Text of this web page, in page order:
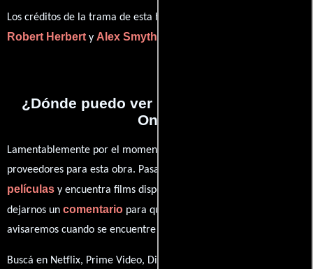
Los créditos de la trama de esta historia están divididos entre
Robert Herberty Alex Smyth
¿Dónde puedo ver la películas Square
One?
Lamentablemente por el momento no contamos con enlaces a
proveedores para esta obra. Pasa por nuestro catálogo de
películas y encuentra films disponibles. También puedes
dejarnos un comentario para que le demos prioridad y te
avisaremos cuando se encuentre disponible
Buscá en Netflix, Prime Video, Disney+